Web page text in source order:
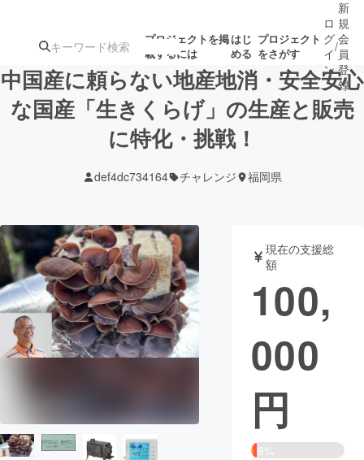
プロジェクトを掲
載するには
はじ
める
プロジェクト
をさがす
注目のリ 注目の新着プロ募集終了が近いプ
テクノロジー・ガジェット
映像・映画 書籍・雑誌
ビジネス・起業 チャレンジ
CAMPFIRE for Social Good
CAMPFIRE Creation
ロ
グ
イ
ン
/
新
規
会
員
登
録
中国産に頼らない地産地消・安全安心
な国産「生きくらげ」の生産と販売
に特化・挑戦！
def4dc734164 チャレンジ 福岡県
現在の支援総
額
100,
000
円
6%